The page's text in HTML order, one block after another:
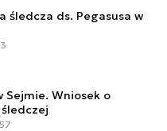
śledcza ds. Pegasusa w
Sejmie. Wniosek o